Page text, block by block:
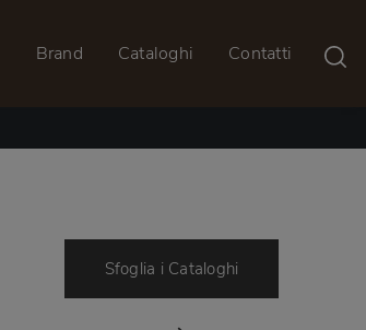
Brand Cataloghi Contatti
Sfoglia i Cataloghi